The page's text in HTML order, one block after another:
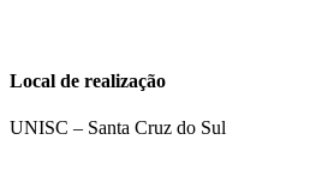
Local de realização
UNISC – Santa Cruz do Sul